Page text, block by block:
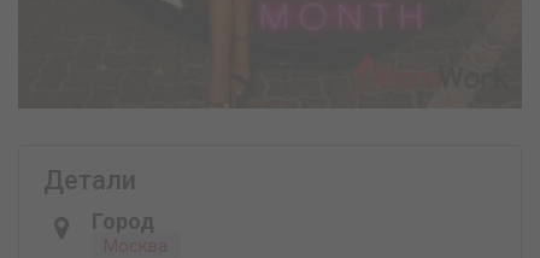
Детали
Город
Москва